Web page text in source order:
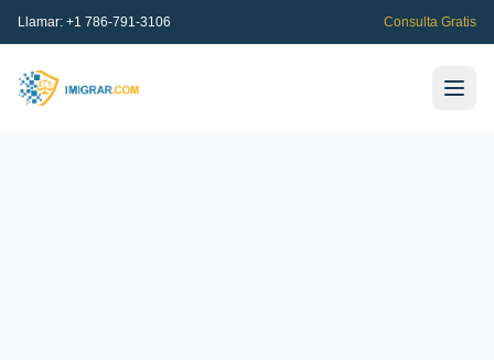
Llamar: +1 786-791-3106 Consulta Gratis